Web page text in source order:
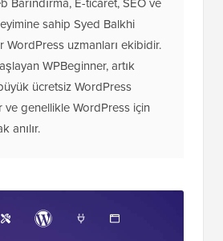
sahip Syed Balkhi
WordPress uzmanları ekibidir.
WPBeginner, artık
ücretsiz WordPress
ve genellikle WordPress için
anılır.